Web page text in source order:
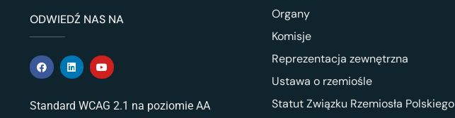
ODWIEDŹ NAS NA
Standard WCAG 2.1 na poziomie AA
Organy
Komisje
Reprezentacja zewnętrzna
Ustawa o rzemiośle
Statut Związku Rzemiosła Polskiego